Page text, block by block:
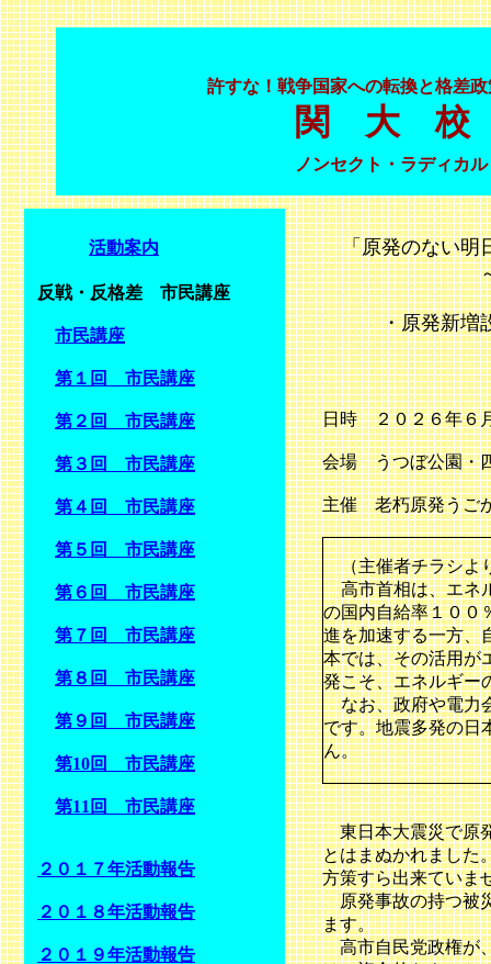
「原発のない明
～
・原発新増設
・使用済み
・老朽
日時 ２０２６年６
会場 うつぼ公園・
主催 老朽原発うご
（主催者チラシよ
高市首相は、エネ
の国内自給率１００
進を加速する一方、
本では、その活用が
発こそ、エネルギー
なお、政府や電力
です。地震多発の日
ん。
東日本大震災で原
とはまぬかれました
方策すら出来ていま
原発事故の持つ被
ます。
高市自民党政権が
反戦・反格差 市民講座
市民講座
第１回 市民講座
第２回 市民講座
第３回 市民講座
第４回 市民講座
第５回 市民講座
第６回 市民講座
第７回 市民講座
第８回 市民講座
第９回 市民講座
第10回 市民講座
第11回 市民講座
２０１７年活動報告
２０１８年活動報告
２０１９年活動報告
活動案内
許すな！戦争国家への転換と格差
関 大 校
ノンセクト・ラディカル